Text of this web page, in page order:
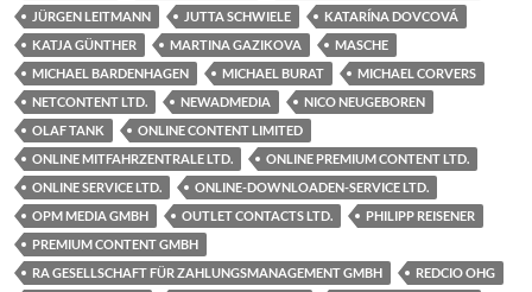
JÜRGEN LEITMANN
JUTTA SCHWIELE
KATARÍNA DOVCOVÁ
KATJA GÜNTHER
MARTINA GAZIKOVA
MASCHE
MICHAEL BARDENHAGEN
MICHAEL BURAT
MICHAEL CORVERS
NETCONTENT LTD.
NEWADMEDIA
NICO NEUGEBOREN
OLAF TANK
ONLINE CONTENT LIMITED
ONLINE MITFAHRZENTRALE LTD.
ONLINE PREMIUM CONTENT LTD.
ONLINE SERVICE LTD.
ONLINE-DOWNLOADEN-SERVICE LTD.
OPM MEDIA GMBH
OUTLET CONTACTS LTD.
PHILIPP REISENER
PREMIUM CONTENT GMBH
RA GESELLSCHAFT FÜR ZAHLUNGSMANAGEMENT GMBH
REDCIO OHG